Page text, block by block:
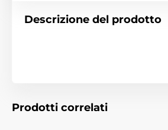
Descrizione del prodotto
Prodotti correlati